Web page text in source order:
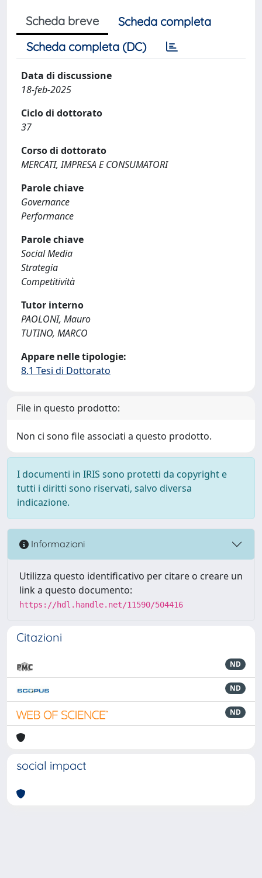
Scheda breve
Scheda completa
Scheda completa (DC)
Data di discussione
18-feb-2025
Ciclo di dottorato
37
Corso di dottorato
MERCATI, IMPRESA E CONSUMATORI
Parole chiave
Governance
Performance
Parole chiave
Social Media
Strategia
Competitività
Tutor interno
PAOLONI, Mauro
TUTINO, MARCO
Appare nelle tipologie:
8.1 Tesi di Dottorato
File in questo prodotto:
Non ci sono file associati a questo prodotto.
I documenti in IRIS sono protetti da copyright e
tutti i diritti sono riservati, salvo diversa
indicazione.
Informazioni
Utilizza questo identificativo per citare o creare un
link a questo documento:
https://hdl.handle.net/11590/504416
Citazioni
ND
ND
ND
social impact